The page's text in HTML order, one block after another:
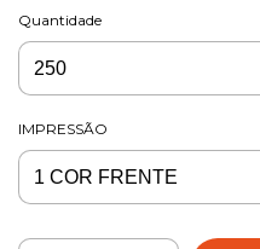
Quantidade
IMPRESSÃO